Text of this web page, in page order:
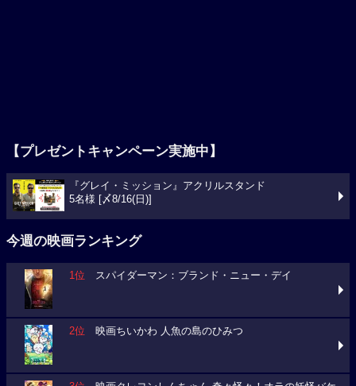
【プレゼントキャンペーン実施中】
『グレイ・ミッション』アクリルスタンド
5名様 [〆8/16(日)]
今週の映画ランキング
1位 スパイダーマン：ブランド・ニュー・デイ
2位 映画ちいかわ 人魚の島のひみつ